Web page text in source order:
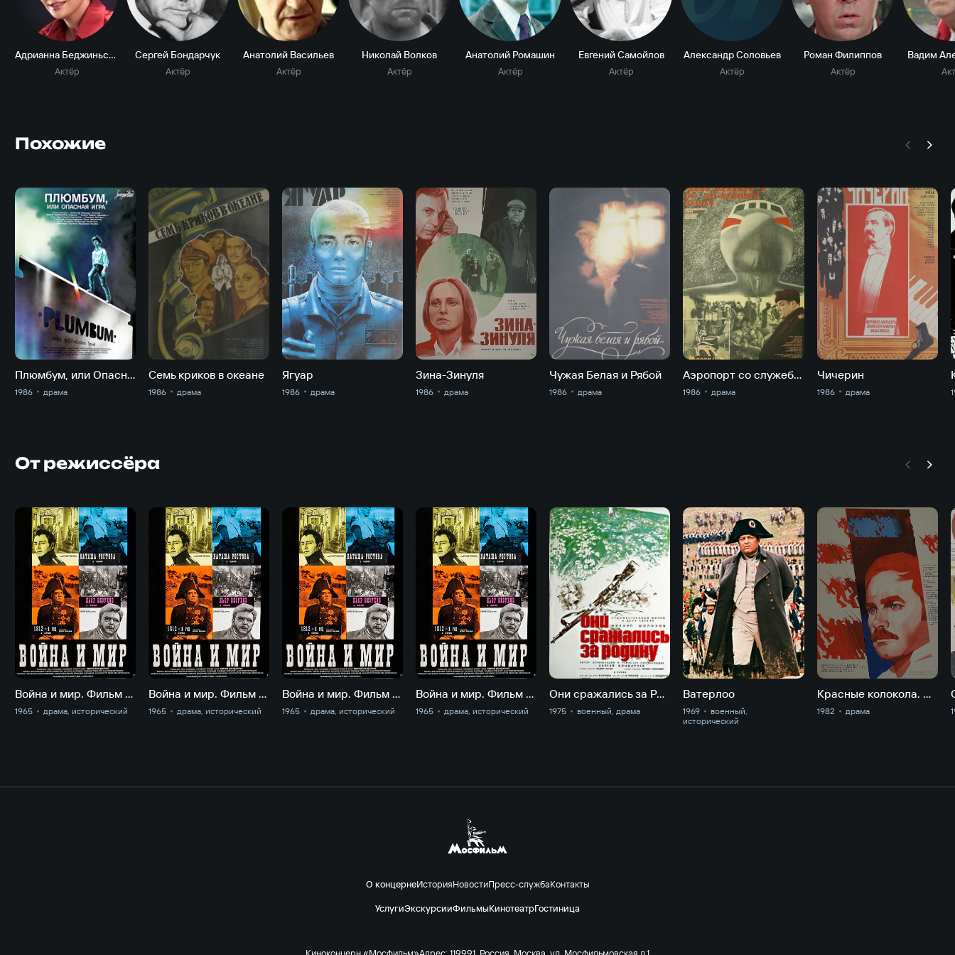
Адрианна Беджиньская
Актёр
Сергей Бондарчук
Актёр
Анатолий Васильев
Актёр
Николай Волков
Актёр
Анатолий Ромашин
Актёр
Евгений Самойлов
Актёр
Александр Соловьев
Актёр
Роман Филиппов
Актёр
Вадим
Похожие
Плюмбум, или Опасная игра
1986 драма
Семь криков в океане
1986 драма
Ягуар
1986 драма
Зина-Зинуля
1986 драма
Чужая Белая и Рябой
1986 драма
Аэропорт со служебного входа
1986 драма
Чичерин
1986 драма
От режиссёра
Война и мир. Фильм 1. Андрей Болконский
1965 драма, исторический
Война и мир. Фильм 2. Наташа Ростова.
1965 драма, исторический
Война и мир. Фильм 3. 1812 год.
1965 драма, исторический
Война и мир. Фильм 4. Пьер Безухов
1965 драма, исторический
Они сражались за Родину
1975 военный, драма
Ватерлоо
1969
военный,
исторический
Красные колокола. Мексика в огне.
1982 драма
О концернеИсторияНовостиПресс-службаКонтакты
УслугиЭкскурсииФильмыКинотеатрГостиница